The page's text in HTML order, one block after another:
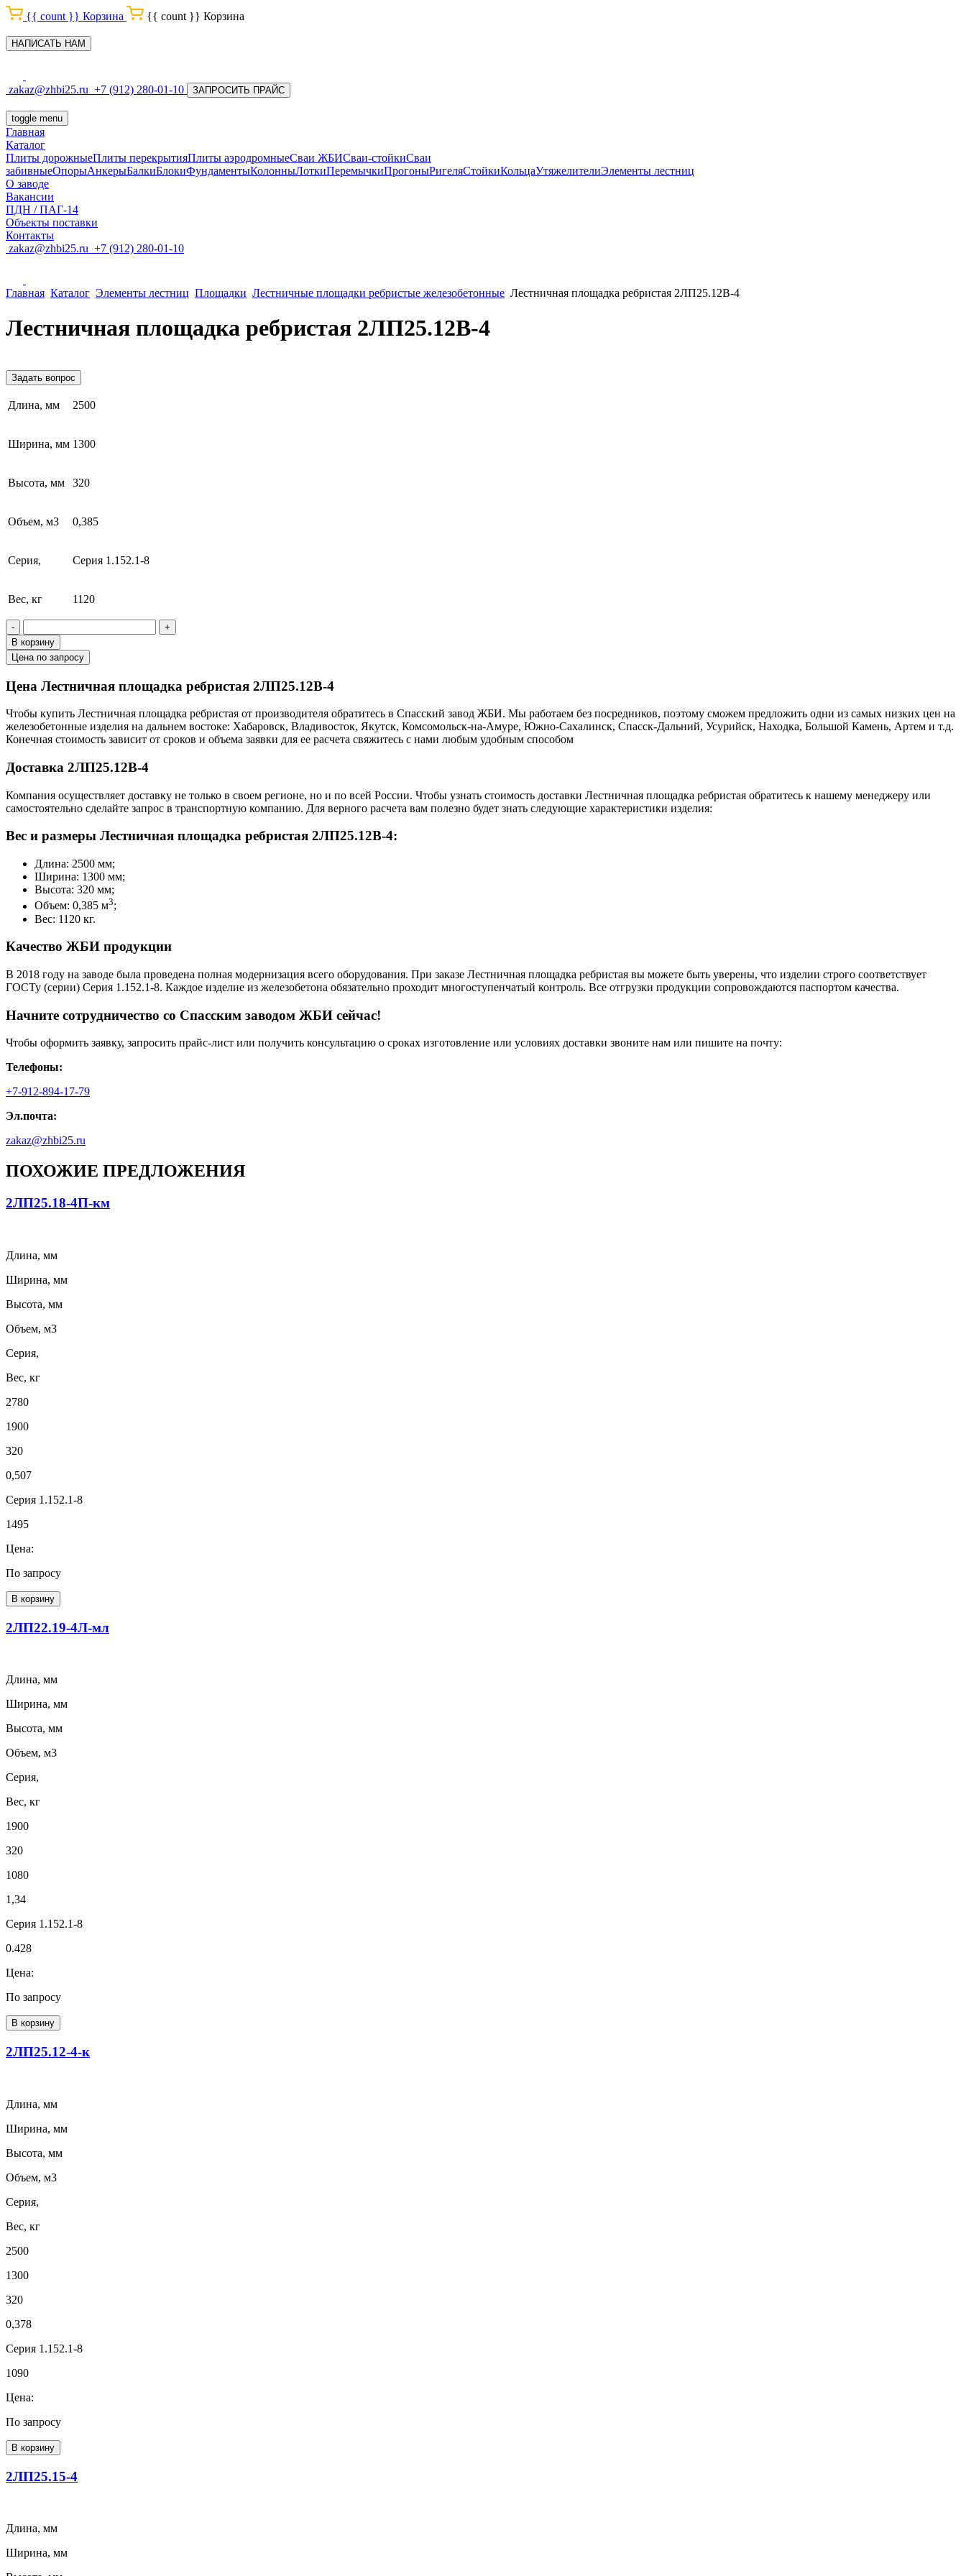
{{ count }} Корзина {{ count }} Корзина
НАПИСАТЬ НАМ
zakaz@zhbi25.ru +7 (912) 280-01-10 ЗАПРОСИТЬ ПРАЙС
toggle menu
Главная
Каталог
Плиты дорожныеПлиты перекрытияПлиты аэродромныеСваи ЖБИСваи-стойкиСваи
забивныеОпорыАнкерыБалкиБлокиФундаментыКолонныЛоткиПеремычкиПрогоныРигеляСтойкиКольцаУтяжелителиЭлементы лестниц
О заводе
Вакансии
ПДН / ПАГ-14
Объекты поставки
Контакты
zakaz@zhbi25.ru +7 (912) 280-01-10
Главная Каталог Элементы лестниц Площадки Лестничные площадки ребристые железобетонные Лестничная площадка ребристая 2ЛП25.12В-4
Лестничная площадка ребристая 2ЛП25.12В-4
Задать вопрос
Длина, мм 2500
Ширина, мм 1300
Высота, мм 320
Объем, м3 0,385
Серия, Серия 1.152.1-8
Вес, кг 1120
-
+
В корзину
Цена по запросу
Цена Лестничная площадка ребристая 2ЛП25.12В-4
Чтобы купить Лестничная площадка ребристая от производителя обратитесь в Cпасский завод ЖБИ. Мы работаем без посредников, поэтому сможем предложить одни из самых низких цен на
железобетонные изделия на дальнем востоке: Хабаровск, Владивосток, Якутск, Комсомольск-на-Амуре, Южно-Сахалинск, Спасск-Дальний, Усурийск, Находка, Большой Камень, Артем и т.д.
Конечная стоимость зависит от сроков и объема заявки для ее расчета свяжитесь с нами любым удобным способом
Доставка 2ЛП25.12В-4
Компания осуществляет доставку не только в своем регионе, но и по всей России. Чтобы узнать стоимость доставки Лестничная площадка ребристая обратитесь к нашему менеджеру или
самостоятельно сделайте запрос в транспортную компанию. Для верного расчета вам полезно будет знать следующие характеристики изделия:
Вес и размеры Лестничная площадка ребристая 2ЛП25.12В-4:
Длина: 2500 мм;
Ширина: 1300 мм;
Высота: 320 мм;
Объем: 0,385 м3;
Вес: 1120 кг.
Качество ЖБИ продукции
В 2018 году на заводе была проведена полная модернизация всего оборудования. При заказе Лестничная площадка ребристая вы можете быть уверены, что изделии строго соответствует
ГОСТу (серии) Серия 1.152.1-8. Каждое изделие из железобетона обязательно проходит многоступенчатый контроль. Все отгрузки продукции сопровождаются паспортом качества.
Начните сотрудничество со Cпасским заводом ЖБИ сейчас!
Чтобы оформить заявку, запросить прайс-лист или получить консультацию о сроках изготовление или условиях доставки звоните нам или пишите на почту:
Телефоны:
+7-912-894-17-79
Эл.почта:
zakaz@zhbi25.ru
ПОХОЖИЕ ПРЕДЛОЖЕНИЯ
2ЛП25.18-4П-км
Длина, мм
Ширина, мм
Высота, мм
Объем, м3
Серия,
Вес, кг
2780
1900
320
0,507
Серия 1.152.1-8
1495
Цена:
По запросу
В корзину
2ЛП22.19-4Л-мл
Длина, мм
Ширина, мм
Высота, мм
Объем, м3
Серия,
Вес, кг
1900
320
1080
1,34
Серия 1.152.1-8
0.428
Цена:
По запросу
В корзину
2ЛП25.12-4-к
Длина, мм
Ширина, мм
Высота, мм
Объем, м3
Серия,
Вес, кг
2500
1300
320
0,378
Серия 1.152.1-8
1090
Цена:
По запросу
В корзину
2ЛП25.15-4
Длина, мм
Ширина, мм